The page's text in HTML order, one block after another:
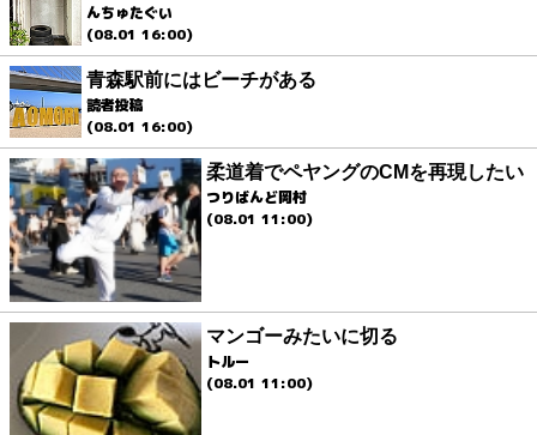
んちゅたぐい
(08.01 16:00)
青森駅前にはビーチがある
読者投稿
(08.01 16:00)
柔道着でペヤングのCMを再現したい
つりばんど岡村
(08.01 11:00)
マンゴーみたいに切る
トルー
(08.01 11:00)